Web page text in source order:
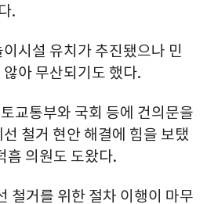
.
시설 유치가 추진됐으나 민
아 무산되기도 했다.
교통부와 국회 등에 건의문을
철거 현안 해결에 힘을 보탰
흠 의원도 도왔다.
철거를 위한 절차 이행이 마무